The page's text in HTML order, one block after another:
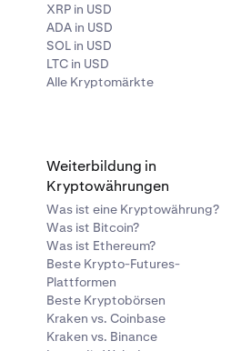
XRP in USD
ADA in USD
SOL in USD
LTC in USD
Alle Kryptomärkte
Weiterbildung in
Kryptowährungen
Was ist eine Kryptowährung?
Was ist Bitcoin?
Was ist Ethereum?
Beste Krypto-Futures-
Plattformen
Beste Kryptobörsen
Kraken vs. Coinbase
Kraken vs. Binance